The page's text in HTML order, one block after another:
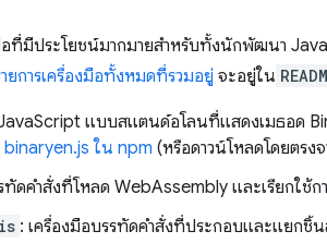
ที่มีประโยชน์มากมายสำหรับทั้งนักพัฒนา
ยการเครื่องมือทั้งหมดที่รวมอยู่ จะอยู่ใน
JavaScript แบบสแตนด์อโลนที่แสดงเมธอด
binaryen.js ใน npm (หรือดาวน์โหลดโดยตรง
ทัดคำสั่งที่โหลด WebAssembly และเรียกใช้ก
: เครื่องมือบรรทัดคำสั่งที่ประกอบและแยกชิ้